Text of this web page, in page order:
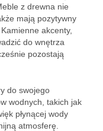
z drewna nie
mają pozytywny
akcenty,
do wnętrza
pozostają
do swojego
wodnych, takich jak
płynącej wody
atmosferę.